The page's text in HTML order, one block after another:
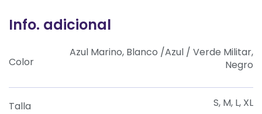
Info. adicional
Color
Azul Marino, Blanco /Azul / Verde Militar,
Negro
Talla S, M, L, XL